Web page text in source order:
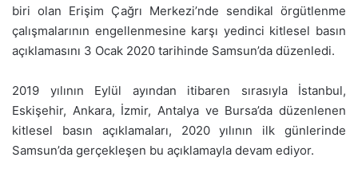
biri olan Erişim Çağrı Merkezi’nde sendikal örgütlenme
çalışmalarının engellenmesine karşı yedinci kitlesel basın
açıklamasını 3 Ocak 2020 tarihinde Samsun’da düzenledi.
2019 yılının Eylül ayından itibaren sırasıyla İstanbul,
Eskişehir, Ankara, İzmir, Antalya ve Bursa’da düzenlenen
kitlesel basın açıklamaları, 2020 yılının ilk günlerinde
Samsun’da gerçekleşen bu açıklamayla devam ediyor.